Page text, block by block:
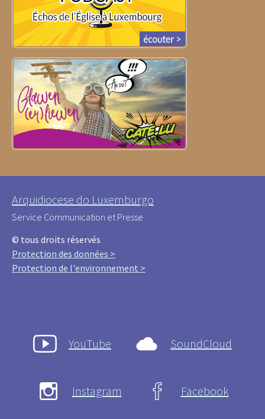
Arquidiocese do Luxemburgo
Service Communication et Presse
© tous droits réservés
Protection des données >
Protection de l'environnement >
YouTube SoundCloud
Instagram Facebook